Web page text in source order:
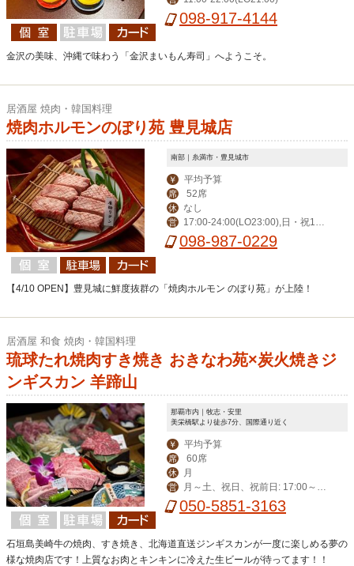
098-917-4144
金沢の美味、沖縄で味わう「金沢まいもん寿司」へようこそ。
居酒屋 焼肉・韓国料理
焼肉ホルモンのぼり苑 豊見城店
南部｜糸満市・豊見城市
￥ 平均予算
席 52席
休 なし
営
17:00-24:00(LO23:00),日・祝16:0
0-23:00(LO22:00)
098-987-0229
【4/10 OPEN】豊見城に鮮度抜群の「焼肉ホルモン のぼり苑」が上陸！
居酒屋 和食 焼肉・韓国料理
琉球たれ焼肉すき焼き おきなわ苑×炭火焼きジ
ンギスカン 羊蹄山
那覇市内｜牧志・安里
美栄橋駅より徒歩7分、国際通り近く
￥ 平均予算
席 60席
休 月
営
月～土、祝日、祝前日: 17:00～翌
0:00 （料理L.O. 23:00 ドリンクL.O.2
050-5851-3163
石垣島美崎牛の焼肉、すき焼き、北海道直送ジンギスカンが一度に楽しめる夢の
様な焼肉店です！上質なお肉とキンキンに冷えた生ビールが待ってます！！